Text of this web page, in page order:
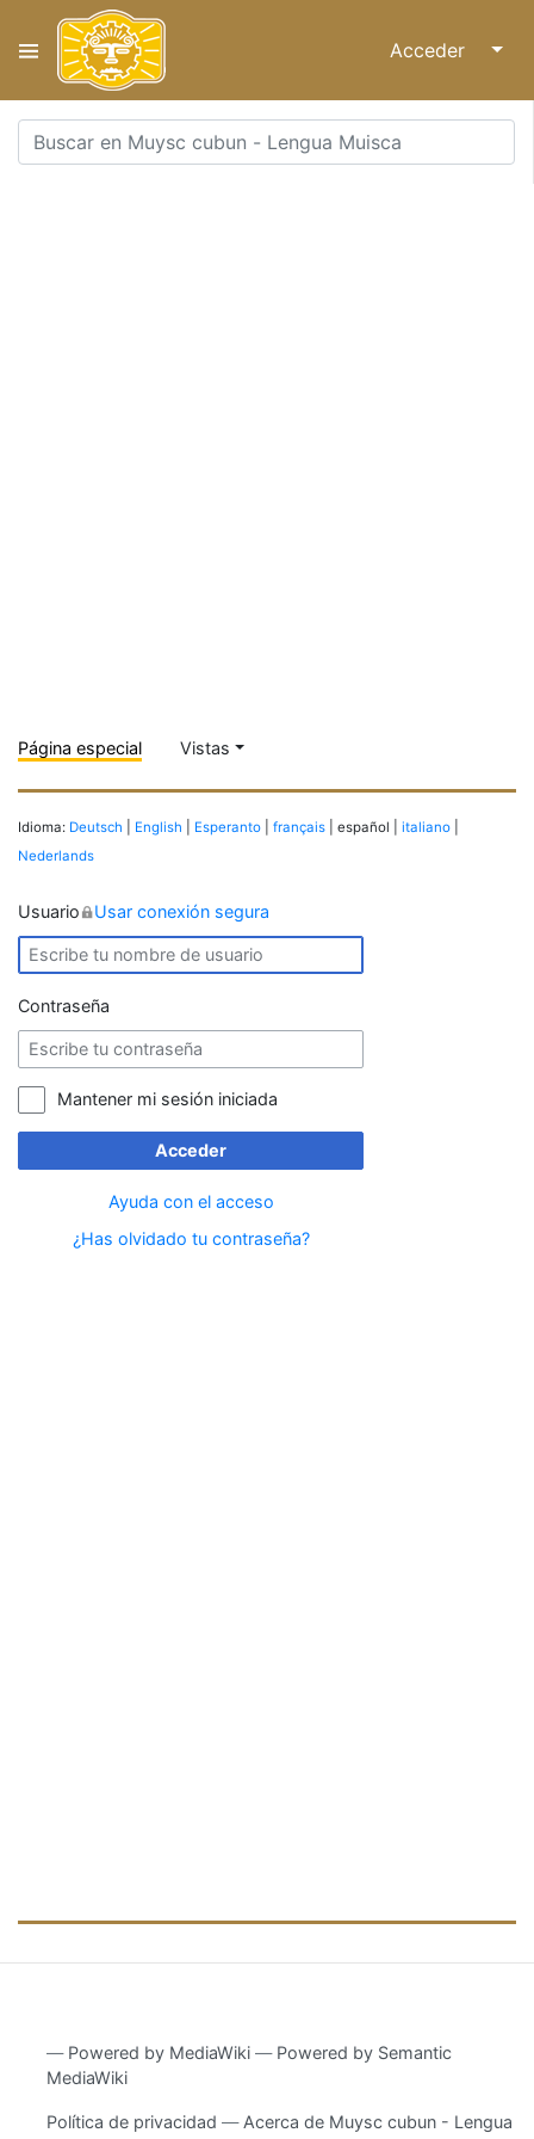
Acceder ↓
Página especial Vistas
Idioma: Deutsch English Esperanto français | español | italiano
Nederlands
Usuario Usar conexión segura
Contraseña
Mantener mi sesión iniciada
Acceder
Ayuda con el acceso
¿Has olvidado tu contraseña?
― Powered by MediaWiki ― Powered by Semantic
MediaWiki
Política de privacidad
Acerca de Muysc cubun - Lengua